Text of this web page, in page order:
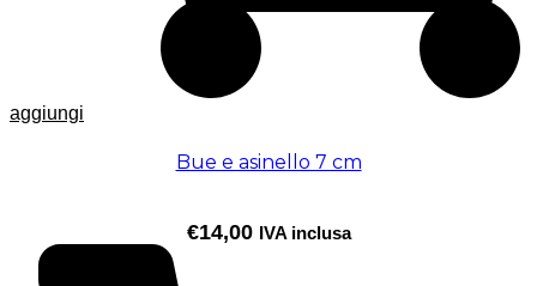
aggiungi
Bue e asinello 7 cm
€14,00 IVA inclusa